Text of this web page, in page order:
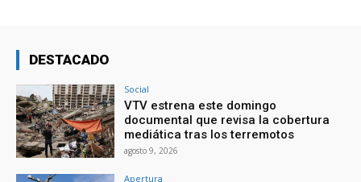
DESTACADO
Social
VTV estrena este domingo
documental que revisa la cobertura
mediática tras los terremotos
agosto 9, 2026
Apertura